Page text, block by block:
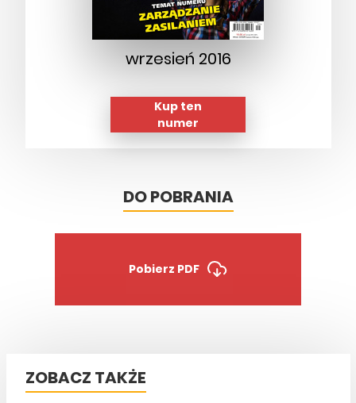
wrzesień 2016
Kup ten
numer
DO POBRANIA
Pobierz PDF
ZOBACZ TAKŻE